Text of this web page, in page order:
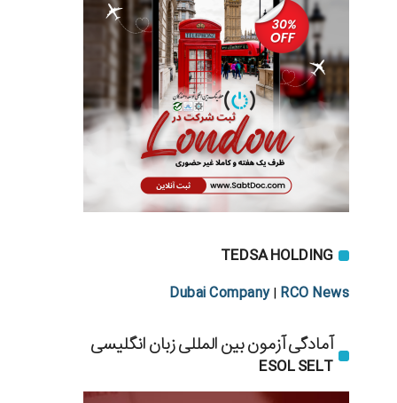
TEDSA HOLDING
Dubai Company| RCO News
آمادگی آزمون بین المللی زبان انگلیسی
ESOL SELT